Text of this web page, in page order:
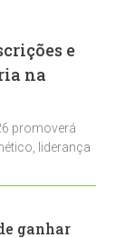
e
na
promoverá
liderança
ganhar